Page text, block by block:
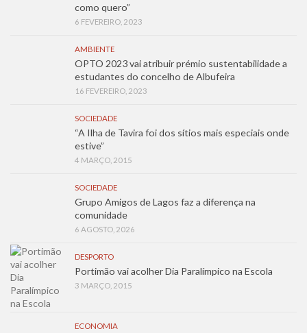
como quero”
6 FEVEREIRO, 2023
AMBIENTE
OPTO 2023 vai atribuir prémio sustentabilidade a
estudantes do concelho de Albufeira
16 FEVEREIRO, 2023
SOCIEDADE
“A Ilha de Tavira foi dos sítios mais especiais onde
estive”
4 MARÇO, 2015
SOCIEDADE
Grupo Amigos de Lagos faz a diferença na
comunidade
6 AGOSTO, 2026
DESPORTO
Portimão vai acolher Dia Paralímpico na Escola
3 MARÇO, 2015
ECONOMIA